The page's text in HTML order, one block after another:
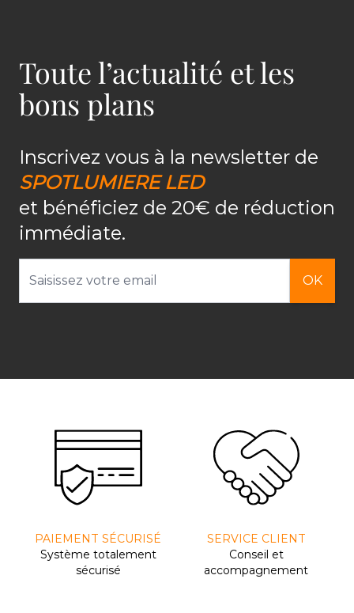
Toute l’actualité et les
bons plans
Inscrivez vous à la newsletter de
SPOTLUMIERE LED
et bénéficiez de 20€ de réduction
immédiate.
OK
PAIEMENT SÉCURISÉ
Système totalement
sécurisé
SERVICE CLIENT
Conseil et
accompagnement